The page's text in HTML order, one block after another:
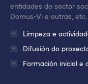
entidades do sector
Domus-Vi e outras, etc.
Limpeza e
Difusión do
Formación inicial e